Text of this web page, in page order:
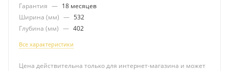
Гарантия — 18 месяцев
Ширина (мм) — 532
Глубина (мм) — 402
Все характеристики
Цена действительна только для интернет-магазина и может